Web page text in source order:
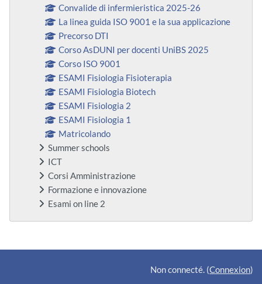
Convalide di infermieristica 2025-26
La linea guida ISO 9001 e la sua applicazione
Precorso DTI
Corso AsDUNI per docenti UniBS 2025
Corso ISO 9001
ESAMI Fisiologia Fisioterapia
ESAMI Fisiologia Biotech
ESAMI Fisiologia 2
ESAMI Fisiologia 1
Matricolando
Summer schools
ICT
Corsi Amministrazione
Formazione e innovazione
Esami on line 2
Blocs supplémentaires
Non connecté. (Connexion)